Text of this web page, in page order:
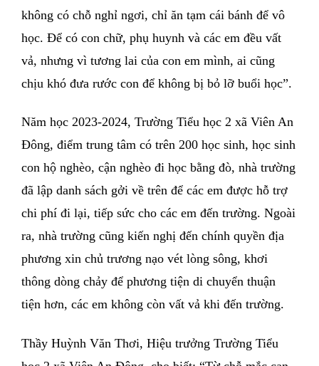
không có chỗ nghỉ ngơi, chỉ ăn tạm cái bánh để vô
học. Ðể có con chữ, phụ huynh và các em đều vất
vả, nhưng vì tương lai của con em mình, ai cũng
chịu khó đưa rước con để không bị bỏ lỡ buổi học”.
Năm học 2023-2024, Trường Tiểu học 2 xã Viên An
Ðông, điểm trung tâm có trên 200 học sinh, học sinh
con hộ nghèo, cận nghèo đi học bằng đò, nhà trường
đã lập danh sách gởi về trên để các em được hỗ trợ
chi phí đi lại, tiếp sức cho các em đến trường. Ngoài
ra, nhà trường cũng kiến nghị đến chính quyền địa
phương xin chủ trương nạo vét lòng sông, khơi
thông dòng chảy để phương tiện di chuyển thuận
tiện hơn, các em không còn vất vả khi đến trường.
Thầy Huỳnh Văn Thơi, Hiệu trưởng Trường Tiểu